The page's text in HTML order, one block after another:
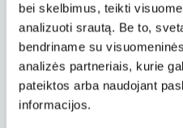
bei skelbimus, teikti
analizuoti srautą. Be to,
bendriname su
analizės partneriais, kurie
pateiktos arba naudojant
informacijos.
Dažnai planuojant
tokia: jei jau būsiu taip
privalau išnaudoti visą
efektyviau, stengsiuos
įmanoma. Tačiau
naujų vietų lankymas